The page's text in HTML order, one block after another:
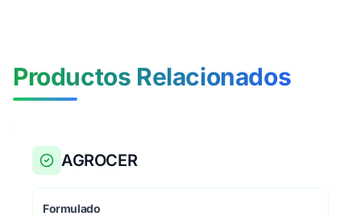
Productos Relacionados
AGROCER
Formulado